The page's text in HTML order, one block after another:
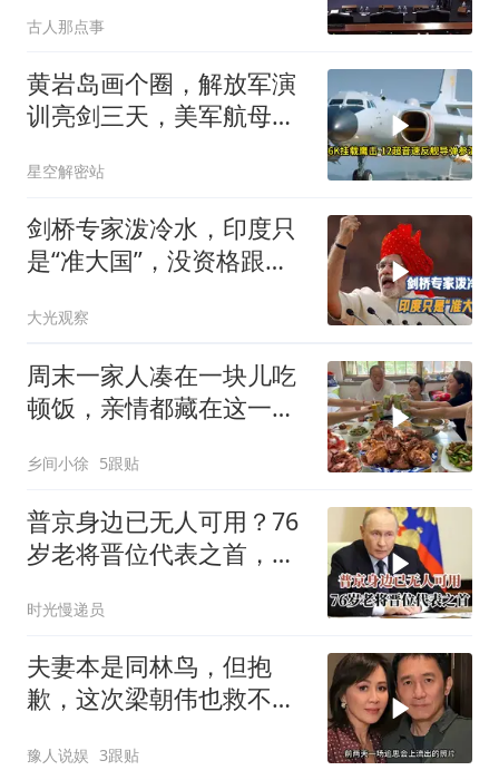
不住了
古人那点事
黄岩岛画个圈，解放军演
训亮剑三天，美军航母从
星空解密站
剑桥专家泼冷水，印度只
是“准大国”，没资格跟中
大光观察
周末一家人凑在一块儿吃
顿饭，亲情都藏在这一饭
乡间小徐 5跟贴
普京身边已无人可用？76
岁老将晋位代表之首，曝
时光慢递员
夫妻本是同林鸟，但抱
歉，这次梁朝伟也救不了
豫人说娱 3跟贴